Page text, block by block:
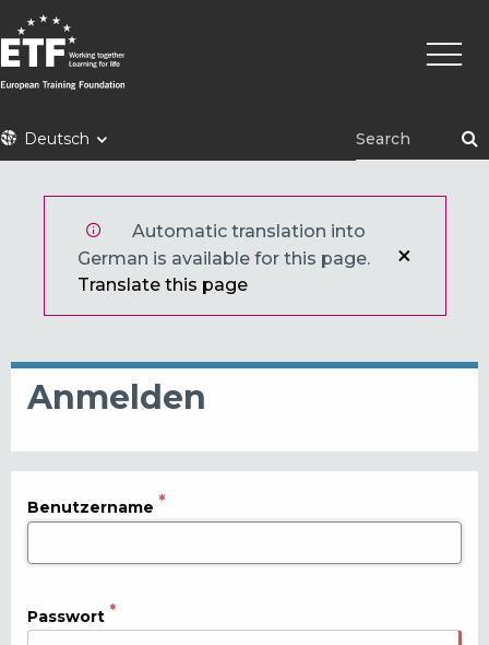
Direkt
zum
Inhalt
ETFDeutsch
Automatic translation into
German is available for this page.
Translate this page
Anmelden
Benutzername
Passwort